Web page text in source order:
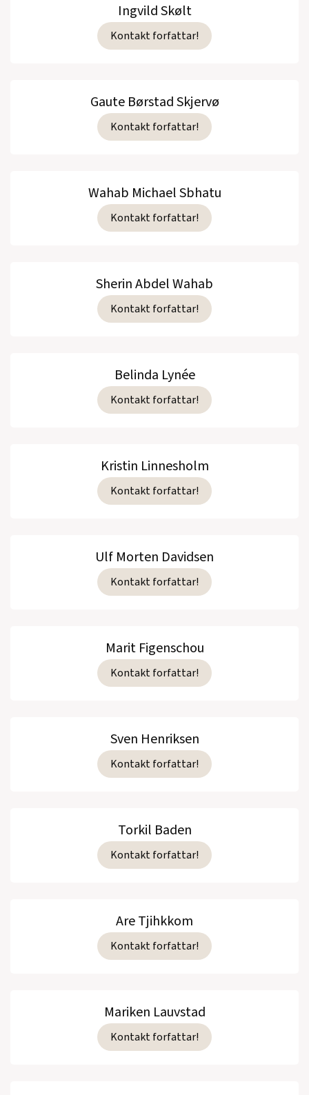
Ingvild Skølt
Kontakt forfattar!
Gaute Børstad Skjervø
Kontakt forfattar!
Wahab Michael Sbhatu
Kontakt forfattar!
Sherin Abdel Wahab
Kontakt forfattar!
Belinda Lynée
Kontakt forfattar!
Kristin Linnesholm
Kontakt forfattar!
Ulf Morten Davidsen
Kontakt forfattar!
Marit Figenschou
Kontakt forfattar!
Sven Henriksen
Kontakt forfattar!
Torkil Baden
Kontakt forfattar!
Are Tjihkkom
Kontakt forfattar!
Mariken Lauvstad
Kontakt forfattar!